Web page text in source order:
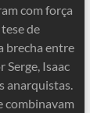
com força
de
brecha entre
Isaac
anarquistas.
combinavam